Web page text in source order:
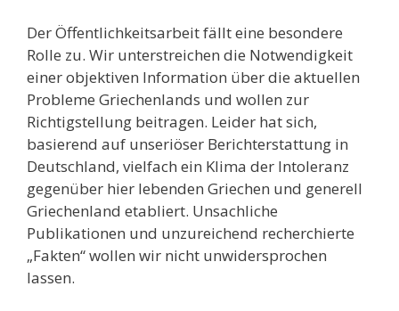
Der Öffentlichkeitsarbeit fällt eine besondere
Rolle zu. Wir unterstreichen die Notwendigkeit
einer objektiven Information über die aktuellen
Probleme Griechenlands und wollen zur
Richtigstellung beitragen. Leider hat sich,
basierend auf unseriöser Berichterstattung in
Deutschland, vielfach ein Klima der Intoleranz
gegenüber hier lebenden Griechen und generell
Griechenland etabliert. Unsachliche
Publikationen und unzureichend recherchierte
„Fakten“ wollen wir nicht unwidersprochen
lassen.